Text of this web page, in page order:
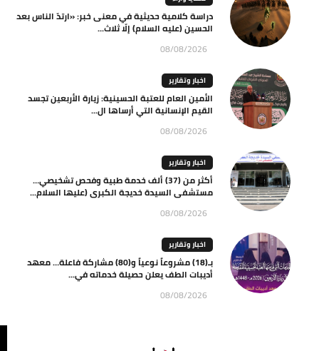
دراسة كلامية حديثية في معنى خبر: «ارتدّ الناس بعد
الحسين (عليه السلام) إلّا ثلاث...
08/08/2026
اخبار وتقارير
الأمين العام للعتبة الحسينية: زيارة الأربعين تجسد
القيم الإنسانية التي أرساها ال...
08/08/2026
اخبار وتقارير
أكثر من (37) ألف خدمة طبية وفحص تشخيصي…
مستشفى السيدة خديجة الكبرى (عليها السلام...
08/08/2026
اخبار وتقارير
بـ(18) مشروعاً نوعياً و(80) مشاركة فاعلة… معهد
أديبات الطف يعلن حصيلة خدماته في...
08/08/2026